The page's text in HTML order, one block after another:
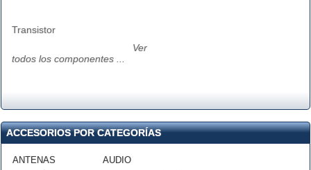
Transistor
Ver
todos los componentes ...
ACCESORIOS POR CATEGORÍAS
ANTENAS
AUDIO